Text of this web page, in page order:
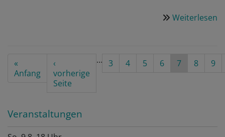
Weiterlesen
Seitennummerierung
First
page
«
Anfang
Vorherige
Seite
‹
vorherige
Seite
… Seite
3 Seite
4 Seite
5 Seite
6
Aktuelle
7 Seite
8 9
Veranstaltungen